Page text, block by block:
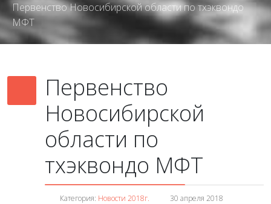
Первенство Новосибирской области по тхэквондо
МФТ
Первенство
Новосибирской
области по
тхэквондо МФТ
Категория: Новости 2018г.
30 апреля 2018